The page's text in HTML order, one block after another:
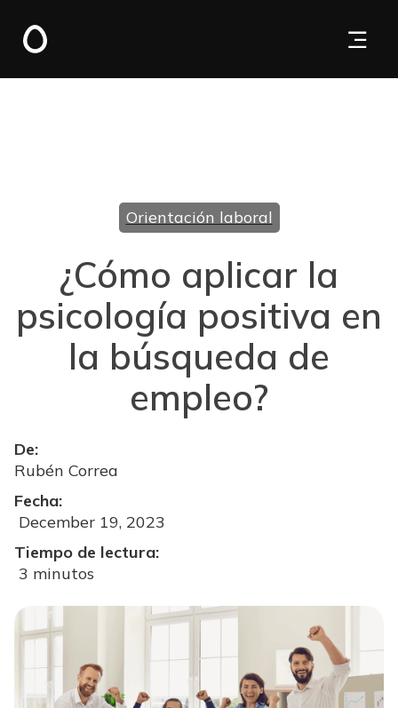
Orientación laboral
¿Cómo aplicar la
psicología positiva en
la búsqueda de
empleo?
De:
Rubén Correa
Fecha:
December 19, 2023
Tiempo de lectura:
3 minutos